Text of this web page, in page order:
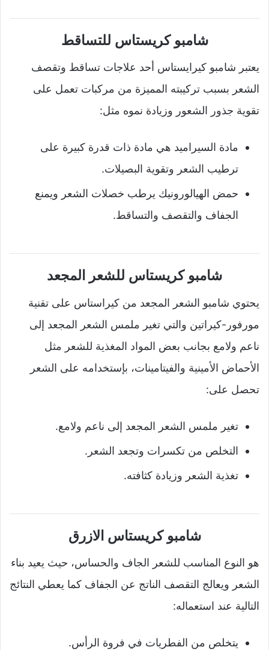
شامبو كريستاس للتساقط
يعتبر شامبو كيرايستاس أحد علاجات تساقط وتقصف
الشعر بسبب تركيبته المميزة من مركبات تعمل على
تقوية جذور الشعور وزيادة نموه مثل:
مادة السيراميد هي مادة ذات قدرة كبيرة على
ترطيب الشعر وتقوية البصيلات.
حمض الهيالورونيك يرطب خصلات الشعر ويمنع
الجفاف والتقصف والتساقط.
شامبو كريستاس للشعر المجعد
يحتوي شامبو الشعر المجعد من كيراستاس على تقنية
مورفور-كيراتين والتي تغير ملمس الشعر المجعد إلى
ناعم ولامع بجانب بعض المواد المغذية للشعر مثل
الأحماض الأمينية والفيتامينات، بإستخدامه على الشعر
تحصل على:
تغير ملمس الشعر المجعد إلى ناعم ولامع.
التخلص من تكسرات وتجعد الشعر.
تغذية الشعر وزيادة كثافته.
شامبو كريستاس الازرق
هو النوع المناسب للشعر الجاف والحساس، حيث يعيد بناء
الشعر ويعالج التقصف الناتج عن الجفاف كما يعطي النتائج
التالية عند استعماله:
يتخلص من الفطريات في فروة الرأس.